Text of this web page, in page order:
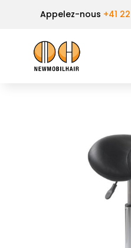
Appelez-nous +41